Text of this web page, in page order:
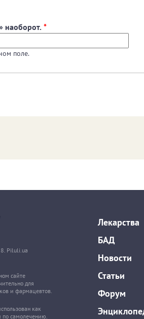
наоборот. *
поле.
Piluli.ua
сайте
для
и фармацевтов.
как
самолечению.
Лекарства
БАД
Новости
Статьи
Форум